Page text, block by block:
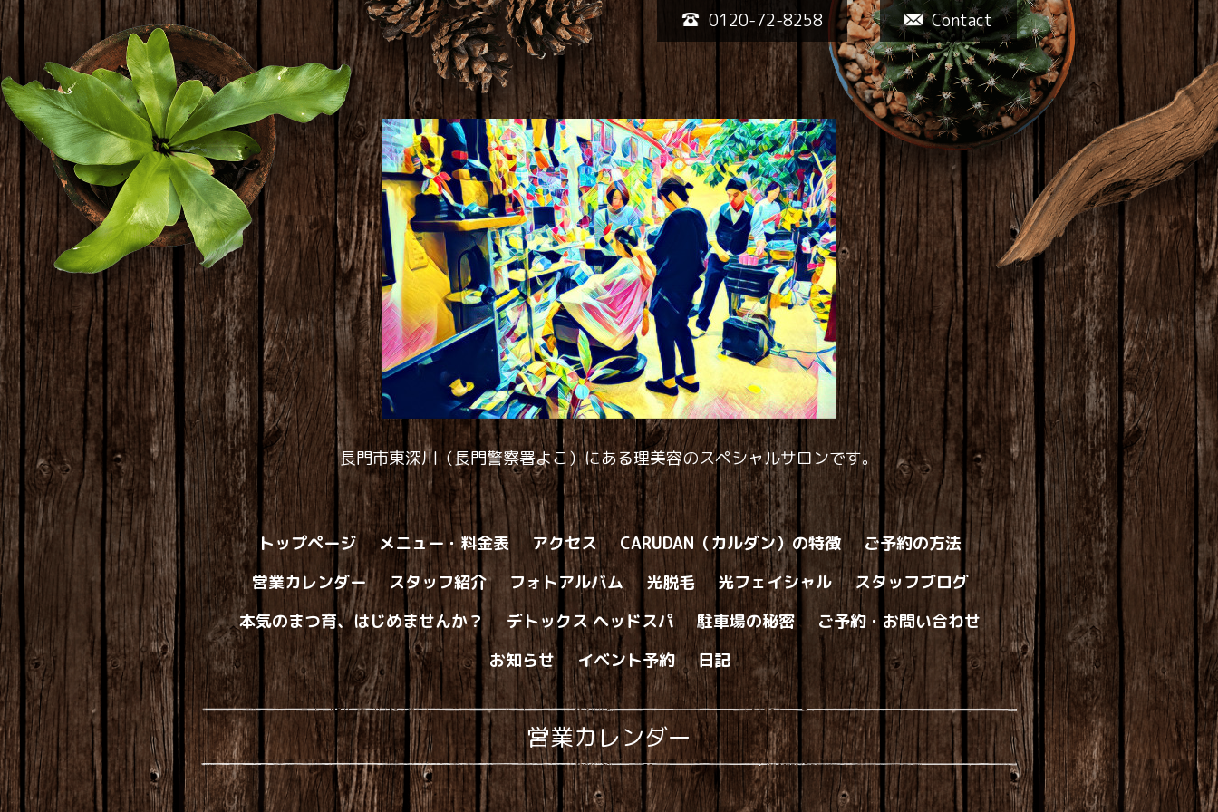
Contact
0120-72-8258
長門市東深川（長門警察署よこ）にある理美容のスペシャルサロンです。
トップページ メニュー・料金表 アクセス CARUDAN（カルダン）の特徴
ご予約の方法
営業カレンダー
スタッフ紹介 フォトアルバム 光脱毛 光フェイシャル
スタッフブログ
本気のまつ育、はじめませんか？
デトックス ヘッドスパ 駐車場の秘密
ご予約・お問い合わせ
お知らせ
イベント予約 日記
営業カレンダー